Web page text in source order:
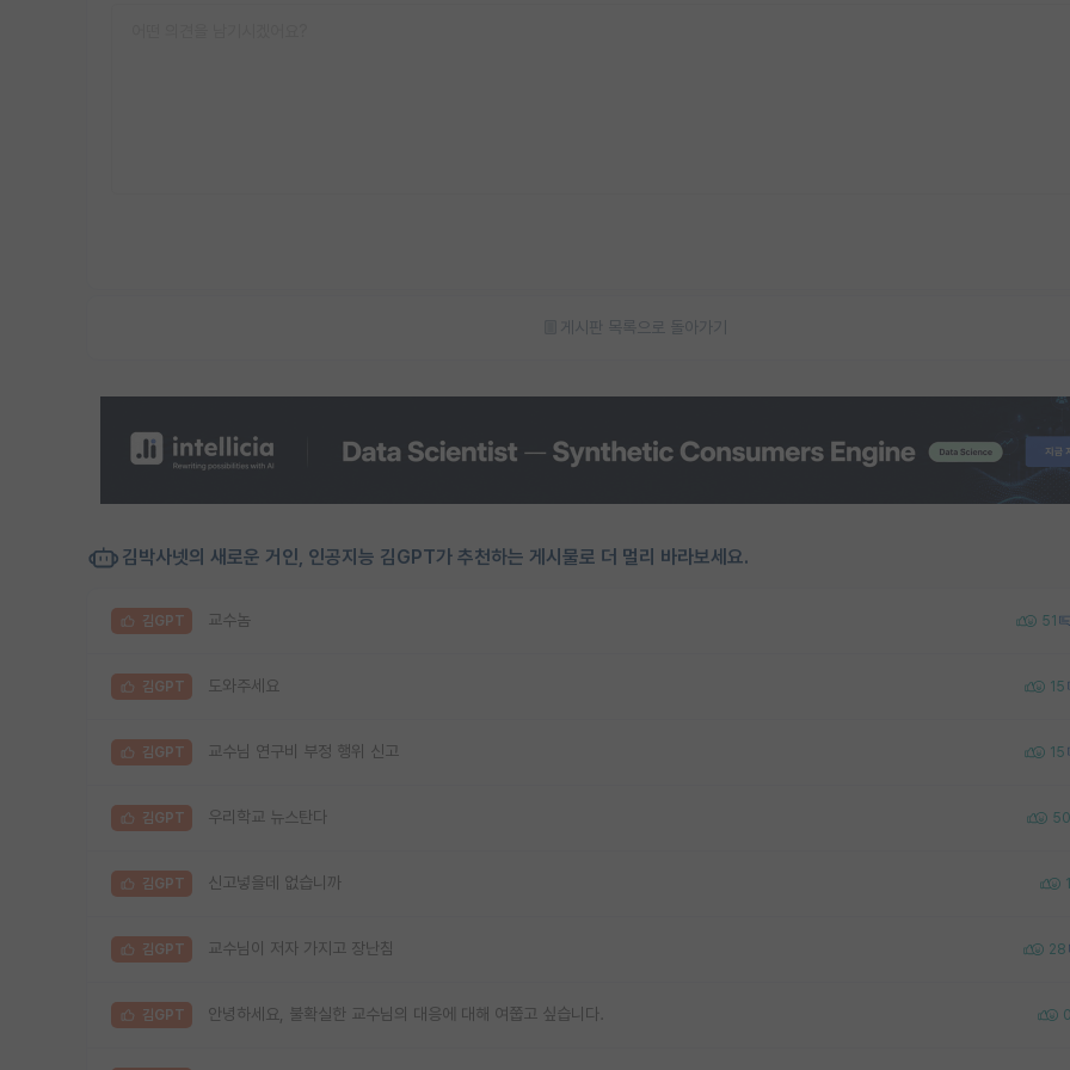
게시판 목록으로 돌아가기
김박사넷의 새로운 거인, 인공지능 김GPT가 추천하는 게시물로 더 멀리 바라보세요.
김GPT 교수놈 51
김GPT 도와주세요 15
김GPT 교수님 연구비 부정 행위 신고 15
김GPT 우리학교 뉴스탄다 50
김GPT 신고넣을데 없습니까 1
김GPT 교수님이 저자 가지고 장난침 28
김GPT 안녕하세요, 불확실한 교수님의 대응에 대해 여쭙고 싶습니다.